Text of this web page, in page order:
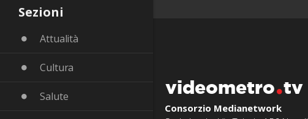
Sezioni
Attualità
Cultura
Salute videometro tv
Consorzio Medianetwork